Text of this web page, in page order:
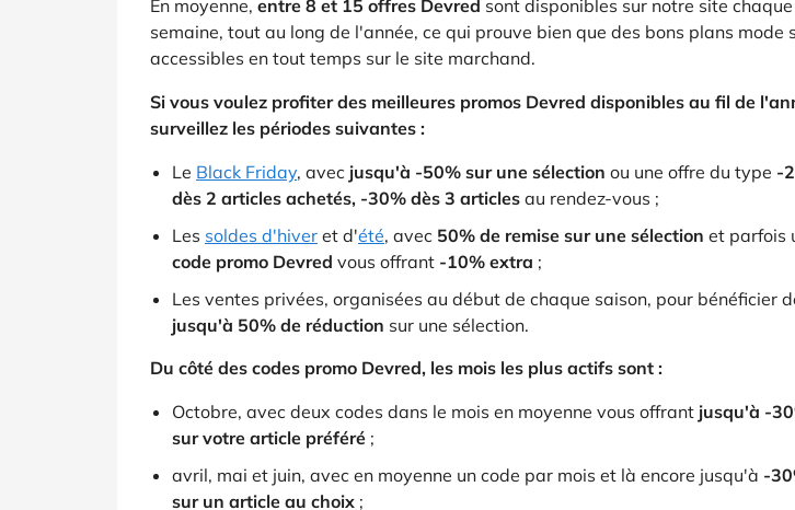
En moyenne, entre 8 et 15 offres Devred sont disponibles sur notre site chaque
semaine, tout au long de l'année, ce qui prouve bien que des bons plans mode
accessibles en tout temps sur le site marchand.
Si vous voulez profiter des meilleures promos Devred disponibles au fil de
surveillez les périodes suivantes :
Le Black Friday, avec jusqu'à -50% sur une sélection ou une offre du type -
dès 2 articles achetés, -30% dès 3 articles au rendez-vous ;
Les soldes d'hiver et d'été, avec 50% de remise sur une sélection et parfois
code promo Devred vous offrant -10% extra ;
Les ventes privées, organisées au début de chaque saison, pour bénéficier
jusqu'à 50% de réduction sur une sélection.
Du côté des codes promo Devred, les mois les plus actifs sont :
Octobre, avec deux codes dans le mois en moyenne vous offrant jusqu'à -
sur votre article préféré ;
avril, mai et juin, avec en moyenne un code par mois et là encore jusqu'à -
sur un article au choix ;